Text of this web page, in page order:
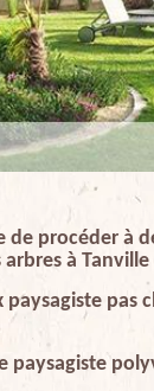
de procéder à
à Tanville
paysagiste pas
paysagiste